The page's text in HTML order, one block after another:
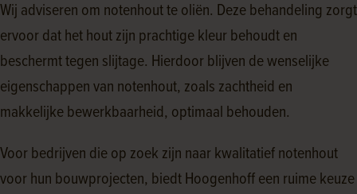
Wij adviseren om notenhout te oliën. Deze behandeling zorgt
ervoor dat het hout zijn prachtige kleur behoudt en
beschermt tegen slijtage. Hierdoor blijven de wenselijke
eigenschappen van notenhout, zoals zachtheid en
makkelijke bewerkbaarheid, optimaal behouden.
Voor bedrijven die op zoek zijn naar kwalitatief notenhout
voor hun bouwprojecten, biedt Hoogenhoff een ruime keuze